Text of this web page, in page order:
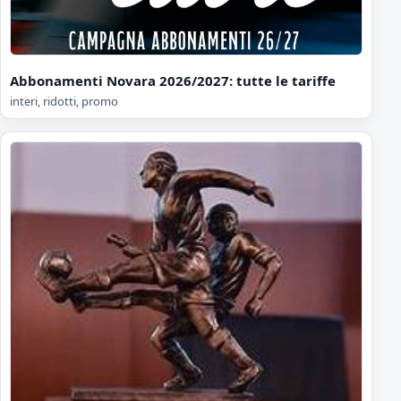
Abbonamenti Novara 2026/2027: tutte le tariffe
interi, ridotti, promo